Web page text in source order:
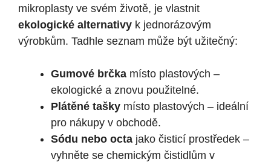
mikroplasty ve svém životě, je vlastnit
ekologické alternativy k jednorázovým
výrobkům. Tadhle seznam může být užitečný:
Gumové brčka místo plastových –
ekologické a znovu použitelné.
Plátěné tašky místo plastových – ideální
pro nákupy v obchodě.
Sódu nebo octa jako čisticí prostředek –
vyhněte se chemickým čistidlům v